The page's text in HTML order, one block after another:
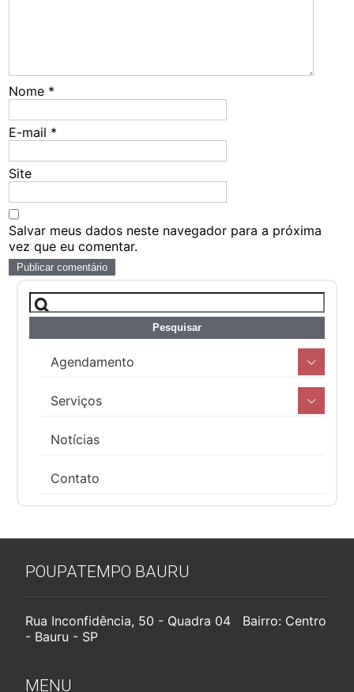
Nome *
E-mail *
Site
Salvar meus dados neste navegador para a próxima
vez que eu comentar.
Agendamento
Serviços
Notícias
Contato
POUPATEMPO BAURU
Rua Inconfidência, 50 - Quadra 04 Bairro: Centro
- Bauru - SP
MENU